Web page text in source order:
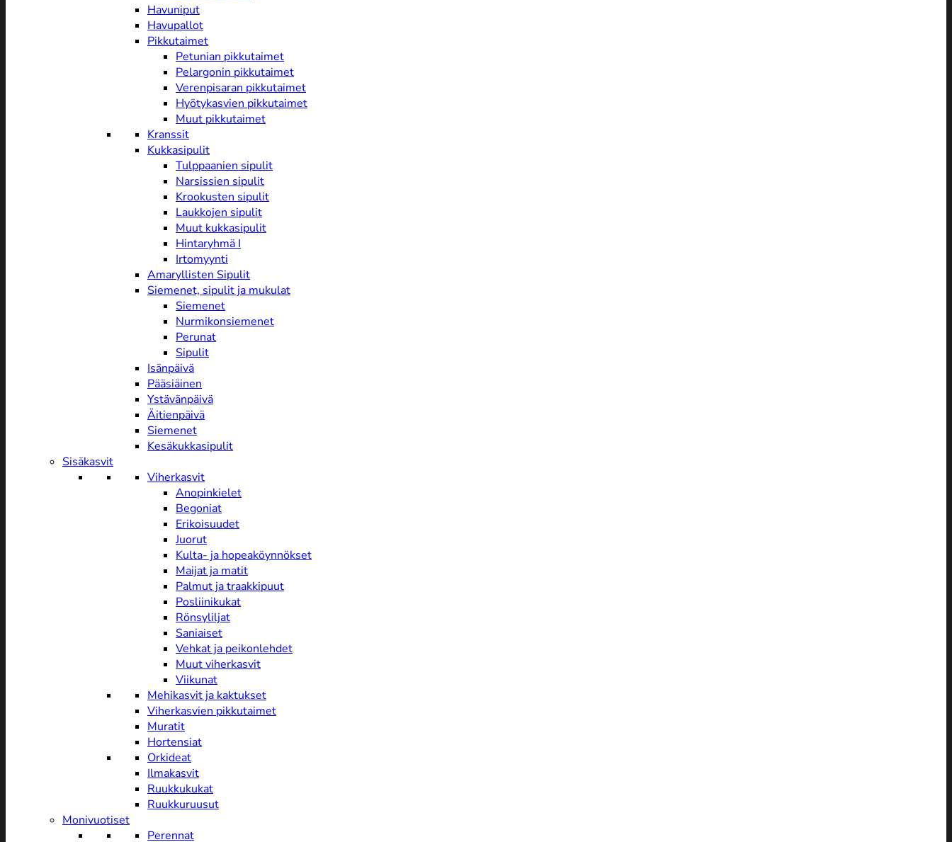
Havuniput
Havupallot
Pikkutaimet
Petunian pikkutaimet
Pelargonin pikkutaimet
Verenpisaran pikkutaimet
Hyötykasvien pikkutaimet
Muut pikkutaimet
Kranssit
Kukkasipulit
Tulppaanien sipulit
Narsissien sipulit
Krookusten sipulit
Laukkojen sipulit
Muut kukkasipulit
Hintaryhmä I
Irtomyynti
Amaryllisten Sipulit
Siemenet, sipulit ja mukulat
Siemenet
Nurmikonsiemenet
Perunat
Sipulit
Isänpäivä
Pääsiäinen
Ystävänpäivä
Äitienpäivä
Siemenet
Kesäkukkasipulit
Sisäkasvit
Viherkasvit
Anopinkielet
Begoniat
Erikoisuudet
Juorut
Kulta- ja hopeaköynnökset
Maijat ja matit
Palmut ja traakkipuut
Posliinikukat
Rönsyliljat
Saniaiset
Vehkat ja peikonlehdet
Muut viherkasvit
Viikunat
Mehikasvit ja kaktukset
Viherkasvien pikkutaimet
Muratit
Hortensiat
Orkideat
Ilmakasvit
Ruukkukukat
Ruukkuruusut
Monivuotiset
Perennat